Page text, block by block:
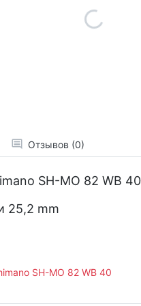
Отзывов (0)
SH-MO 82 WB 40
25,2 mm
SH-MO 82 WB 40